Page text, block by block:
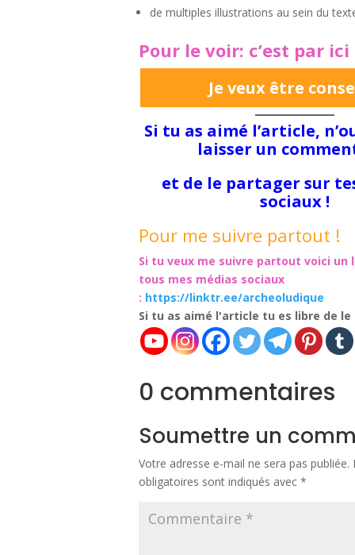
de multiples illustrations au sein du
Pour le voir: c’est par ici
Je veux être
Si tu as aimé l’article,
laisser un
et de le partager sur
sociaux !
Pour me suivre partout !
Si tu veux me suivre partout voici un
tous mes médias sociaux
: https://linktr.ee/archeoludique
Si tu as aimé l'article tu es libre de le
0 commentaires
Soumettre un
Votre adresse e-mail ne sera pas publiée.
obligatoires sont indiqués avec *